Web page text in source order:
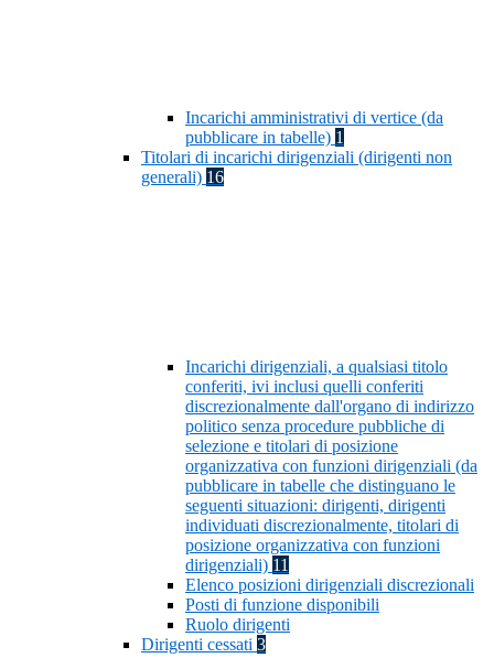
Incarichi amministrativi di vertice (da
pubblicare in tabelle) 1
Titolari di incarichi dirigenziali (dirigenti non
generali) 16
Incarichi dirigenziali, a qualsiasi titolo
conferiti, ivi inclusi quelli conferiti
discrezionalmente dall'organo di indirizzo
politico senza procedure pubbliche di
selezione e titolari di posizione
organizzativa con funzioni dirigenziali (da
pubblicare in tabelle che distinguano le
seguenti situazioni: dirigenti, dirigenti
individuati discrezionalmente, titolari di
posizione organizzativa con funzioni
dirigenziali) 11
Elenco posizioni dirigenziali discrezionali
Posti di funzione disponibili
Ruolo dirigenti
Dirigenti cessati 3